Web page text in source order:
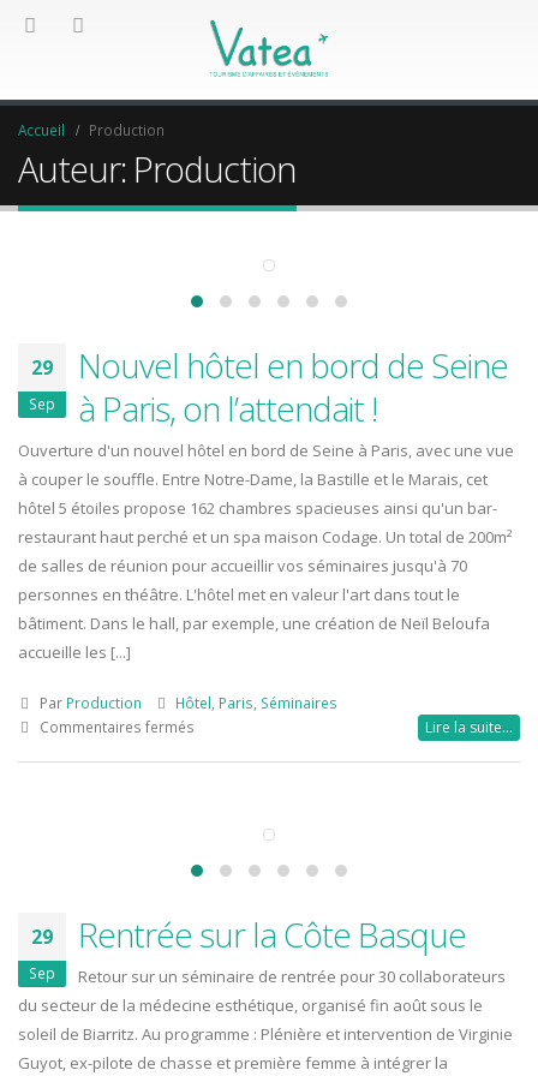
Accueil Production
Auteur: Production
29
Sep
Nouvel hôtel en bord de Seine
à Paris, on l’attendait !
Ouverture d'un nouvel hôtel en bord de Seine à Paris, avec une vue
à couper le souffle. Entre Notre-Dame, la Bastille et le Marais, cet
hôtel 5 étoiles propose 162 chambres spacieuses ainsi qu'un bar-
restaurant haut perché et un spa maison Codage. Un total de 200m²
de salles de réunion pour accueillir vos séminaires jusqu'à 70
personnes en théâtre. L'hôtel met en valeur l'art dans tout le
bâtiment. Dans le hall, par exemple, une création de Neïl Beloufa
accueille les [...]
Par Production Hôtel Paris Séminaires
Commentaires ferméssur
Seine
on
Lire la suite…
29
Sep
Rentrée sur la Côte Basque
Retour sur un séminaire de rentrée pour 30 collaborateurs
du secteur de la médecine esthétique, organisé fin août sous le
soleil de Biarritz. Au programme : Plénière et intervention de Virginie
Guyot, ex-pilote de chasse et première femme à intégrer la